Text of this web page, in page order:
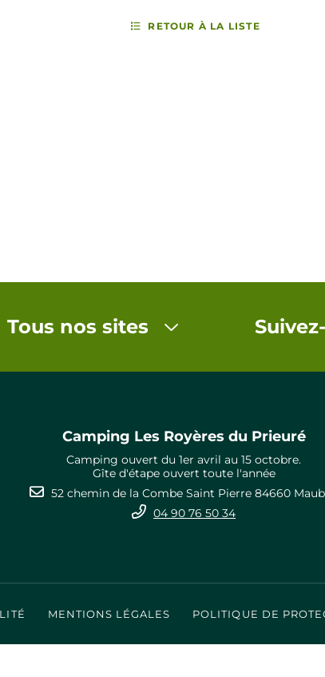
RETOUR À LA LISTE
Tous nos sites
Camping Les Royères du Prieuré
Camping ouvert du 1er avril au 15 octobre.
Gîte d'étape ouvert toute l'année
52 chemin de la Combe Saint Pierre 84660
04 90 76 50 34
MENTIONS LÉGALES POLITIQUE DE